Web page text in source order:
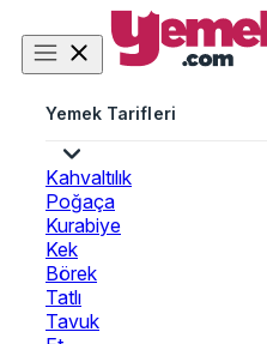
Yemek Tarifleri
Kahvaltılık
Poğaça
Kurabiye
Kek
Börek
Tatlı
Tavuk